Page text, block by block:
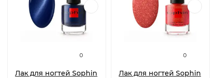
0
Лак для ногтей Sophin
0
Лак для ногтей Sophin